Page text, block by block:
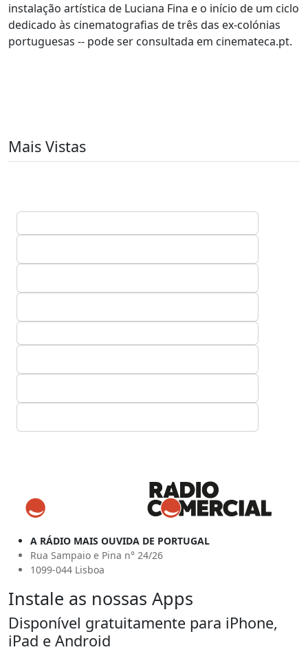
instalação artística de Luciana Fina e o início de um ciclo
dedicado às cinematografias de três das ex-colónias
portuguesas -- pode ser consultada em cinemateca.pt.
Mais Vistas
A RÁDIO MAIS OUVIDA DE PORTUGAL
Rua Sampaio e Pina n° 24/26
1099-044 Lisboa
Instale as nossas Apps
Disponível gratuitamente para iPhone,
iPad e Android